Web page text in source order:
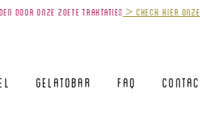
door onze zoete traktaties > Check hier
Gelatobar FAQ